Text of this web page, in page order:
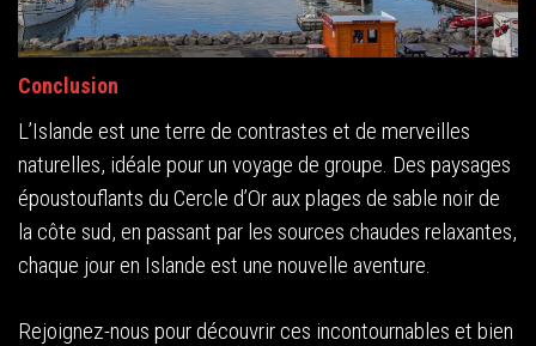
Conclusion
L’Islande est une terre de contrastes et de merveilles
naturelles, idéale pour un voyage de groupe. Des paysages
époustouflants du Cercle d’Or aux plages de sable noir de
la côte sud, en passant par les sources chaudes relaxantes,
chaque jour en Islande est une nouvelle aventure.
Rejoignez-nous pour découvrir ces incontournables et bien